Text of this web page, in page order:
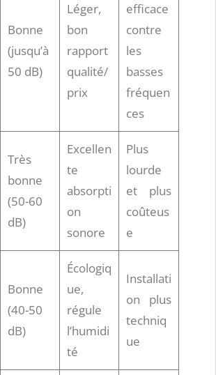
Bonne
(jusqu’à
50 dB)
Léger,
bon
rapport
qualité/
prix
efficace
contre
les
basses
fréquen
ces
Très
bonne
(50-60
dB)
Excellen
te
absorpti
on
sonore
Plus
lourde
et plus
coûteus
e
Bonne
(40-50
dB)
Écologiq
ue,
régule
l’humidi
té
Installati
on plus
techniq
ue